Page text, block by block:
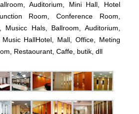
Auditorium, Mini Hall, Hotel
Room, Conference Room,
Musicc Hals, Ballroom, Auditorium,
HallHotel, Mall, Office, Meting
Restaourant, Caffe, butik, dll